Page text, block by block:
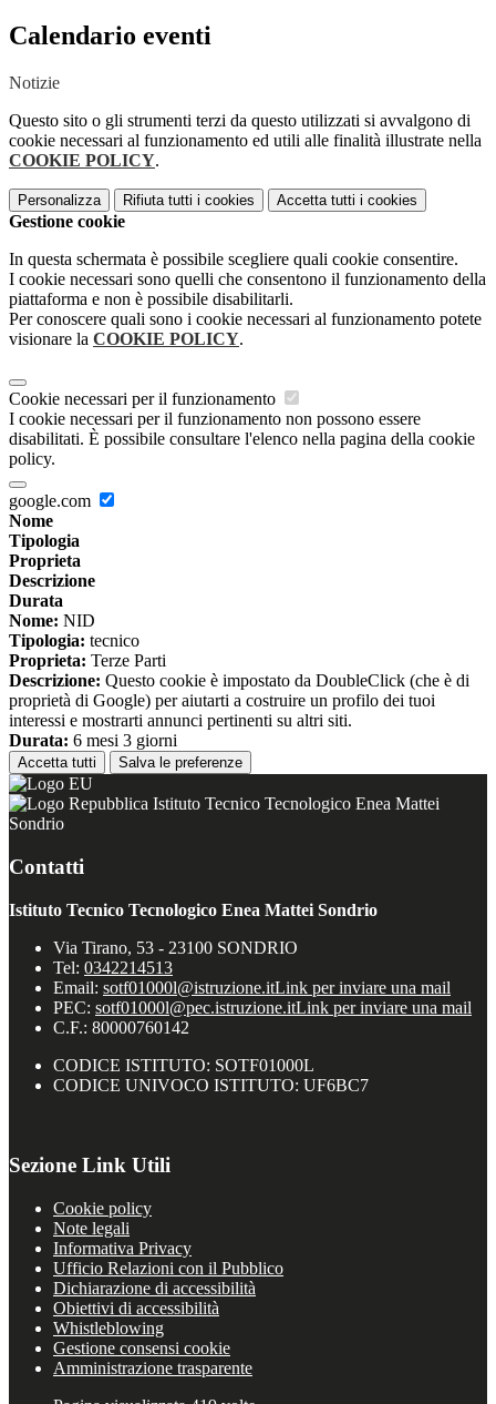
Calendario eventi
Notizie
Questo sito o gli strumenti terzi da questo utilizzati si avvalgono di
cookie necessari al funzionamento ed utili alle finalità illustrate nella
COOKIE POLICY.
Personalizza Rifiuta tutti i cookies Accetta tutti i cookies
Gestione cookie
In questa schermata è possibile scegliere quali cookie consentire.
I cookie necessari sono quelli che consentono il funzionamento della
piattaforma e non è possibile disabilitarli.
Per conoscere quali sono i cookie necessari al funzionamento potete
visionare la COOKIE POLICY.
Cookie necessari per il funzionamento
I cookie necessari per il funzionamento non possono essere
disabilitati. È possibile consultare l'elenco nella pagina della cookie
policy.
google.com
Nome
Tipologia
Proprieta
Descrizione
Durata
Nome: NID
Tipologia: tecnico
Proprieta: Terze Parti
Descrizione: Questo cookie è impostato da DoubleClick (che è di
proprietà di Google) per aiutarti a costruire un profilo dei tuoi
interessi e mostrarti annunci pertinenti su altri siti.
Durata: 6 mesi 3 giorni
Accetta tutti Salva le preferenze
Istituto Tecnico Tecnologico Enea Mattei
Sondrio
Contatti
Istituto Tecnico Tecnologico Enea Mattei Sondrio
Via Tirano, 53 - 23100 SONDRIO
Tel: 0342214513
Email: sotf01000l@istruzione.itLink per inviare una mail
PEC: sotf01000l@pec.istruzione.itLink per inviare una mail
C.F.: 80000760142
CODICE ISTITUTO: SOTF01000L
CODICE UNIVOCO ISTITUTO: UF6BC7
Sezione Link Utili
Cookie policy
Note legali
Informativa Privacy
Ufficio Relazioni con il Pubblico
Dichiarazione di accessibilità
Obiettivi di accessibilità
Whistleblowing
Gestione consensi cookie
Amministrazione trasparente